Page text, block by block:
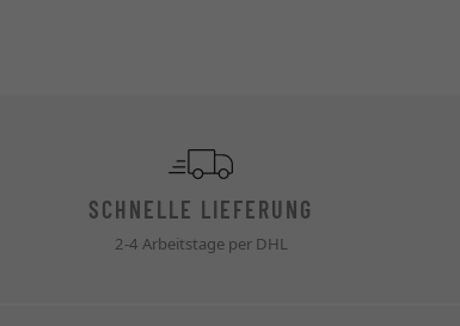
SCHNELLE LIEFERUNG
2-4 Arbeitstage per DHL